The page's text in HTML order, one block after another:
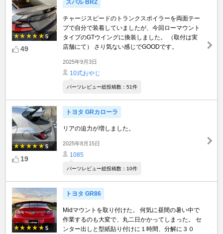
5
49
スバル BRZ
チャージスピードのトランクスポイラーを両面テー
プで自分で装着していましたが、今回ローマウント
タイプのGTウイングに換装しました。 （取付は実
店舗にて） さり気ない感じでGOODです。
2025年9月3日
10式おやじ
パーツレビュー総投稿数：51件
5
19
トヨタ GRカローラ
リアの迫力が増しました。
2025年8月15日
1085
パーツレビュー総投稿数：10件
5
トヨタ GR86
Midマウントを取り付けた。 何気に昼間の暑い中で
作業するのも大変で、丸二日かかってしまった。 セ
ンター出しと型紙貼り付けに１時間、分解に３０